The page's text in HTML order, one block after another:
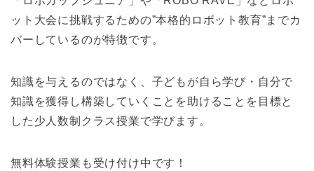
ット大会に挑戦するための”本格的ロボット教育”までカ
バーしているのが特徴です。
知識を与えるのではなく、子どもが自ら学び・自分で
知識を獲得し構築していくことを助けることを目標と
した少人数制クラス授業で学びます。
無料体験授業も受け付け中です！